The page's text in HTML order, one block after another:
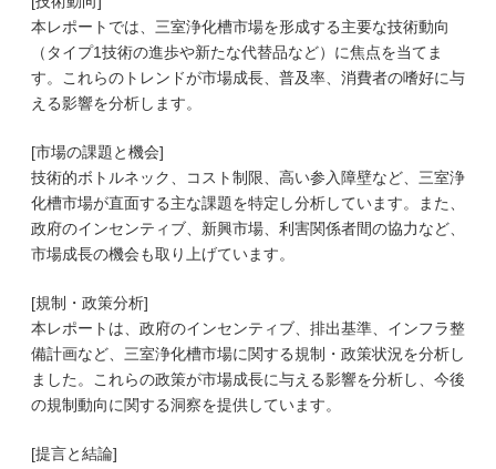
本レポートでは、三室浄化槽市場を形成する主要な技術動向
（タイプ1技術の進歩や新たな代替品など）に焦点を当てま
す。これらのトレンドが市場成長、普及率、消費者の嗜好に与
える影響を分析します。
[市場の課題と機会]
技術的ボトルネック、コスト制限、高い参入障壁など、三室浄
化槽市場が直面する主な課題を特定し分析しています。また、
政府のインセンティブ、新興市場、利害関係者間の協力など、
市場成長の機会も取り上げています。
[規制・政策分析]
本レポートは、政府のインセンティブ、排出基準、インフラ整
備計画など、三室浄化槽市場に関する規制・政策状況を分析し
ました。これらの政策が市場成長に与える影響を分析し、今後
の規制動向に関する洞察を提供しています。
[提言と結論]